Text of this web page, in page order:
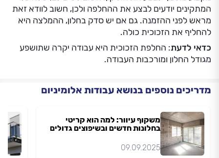
המתקינים יודעים לבצע את ההחלפה ולכן, חשוב לוודא זאת
מראש לפני ההזמנה. גם אם יש סדק בחלון, ההמלצה היא
להחליף את הזכוכית כולה.
כדאי לדעת: החלפת הזכוכית היא עבודה יקרה שתושפע
מגודל החלון ומורכבות העבודה.
מדריכים נוספים בנושא עבודות אלומיניום
משקוף עיוור: למה הוא קריטי
בחלונות חדשים ובשיפוצים גדולים
09.09.2025